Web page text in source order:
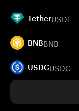
TetherUSDT
BNBBNB
USDCUSDC